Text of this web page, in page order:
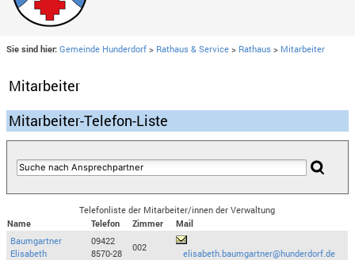
Sie sind hier: Gemeinde Hunderdorf > Rathaus & Service > Rathaus > Mitarbeiter
Mitarbeiter
Mitarbeiter-Telefon-Liste
Telefonliste der Mitarbeiter/innen der Verwaltung
Name
Telefon Zimmer
Mail
Baumgartner
Elisabeth
09422
8570-28
002
elisabeth.baumgartner@hunderdorf.de